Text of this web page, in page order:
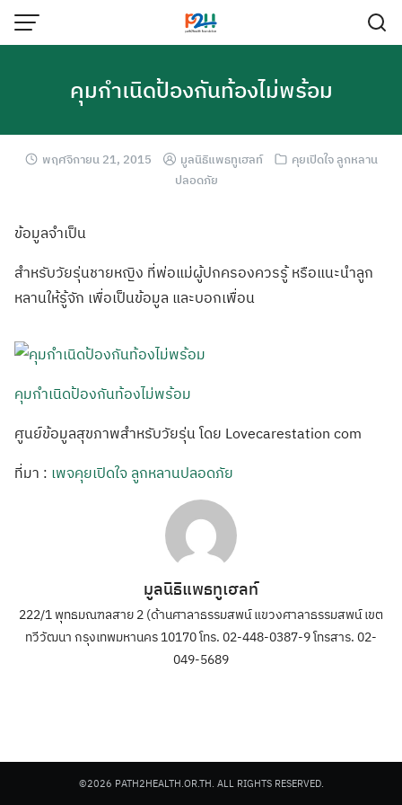
คุมกำเนิดป้องกันท้องไม่พร้อม
พฤศจิกายน 21, 2015 มูลนิธิแพธทูเฮลท์
คุยเปิดใจ ลูกหลาน
ปลอดภัย
ข้อมูลจำเป็น
สำหรับวัยรุ่นชายหญิง ที่พ่อแม่ผู้ปกครองควรรู้ หรือแนะนำลูก
หลานให้รู้จัก เพื่อเป็นข้อมูล และบอกเพื่อน
คุมกำเนิดป้องกันท้องไม่พร้อม
ศูนย์ข้อมูลสุขภาพสำหรับวัยรุ่น โดย Lovecarestation com
ที่มา : เพจคุยเปิดใจ ลูกหลานปลอดภัย
มูลนิธิแพธทูเฮลท์
222/1 พุทธมณฑลสาย 2 (ด้านศาลาธรรมสพน์ แขวงศาลาธรรมสพน์ เขต
ทวีวัฒนา กรุงเทพมหานคร 10170 โทร. 02-448-0387-9 โทรสาร. 02-
049-5689
©2026 PATH2HEALTH.OR.TH. ALL RIGHTS RESERVED.